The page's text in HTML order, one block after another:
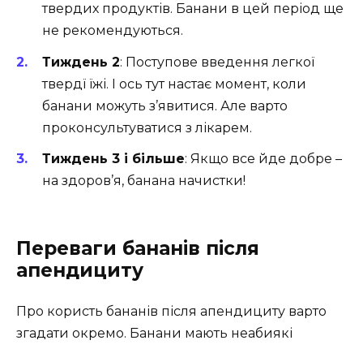
твердих продуктів. Банани в цей період ще
не рекомендуються.
Тиждень 2: Поступове введення легкої
твердї їжі. І ось тут настає момент, коли
банани можуть з’явитися. Але варто
проконсультуватися з лікарем.
Тиждень 3 і більше: Якщо все йде добре –
на здоров’я, банана начистки!
Переваги бананів після
апендициту
Про користь бананів після апендициту варто
згадати окремо. Банани мають неабиякі